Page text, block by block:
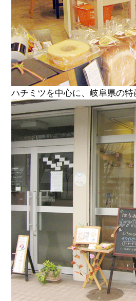
ハチミツを中心に、岐阜県の